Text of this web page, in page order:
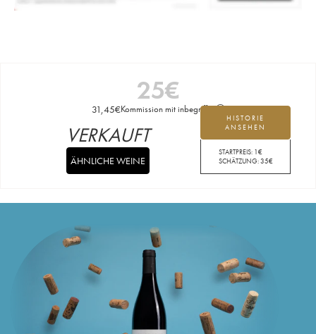
25€
31,45€Kommission mit inbegriffen
HISTORIE
ANSEHEN
STARTPREIS: 1€
SCHÄTZUNG:35€
VERKAUFT
ÄHNLICHE WEINE